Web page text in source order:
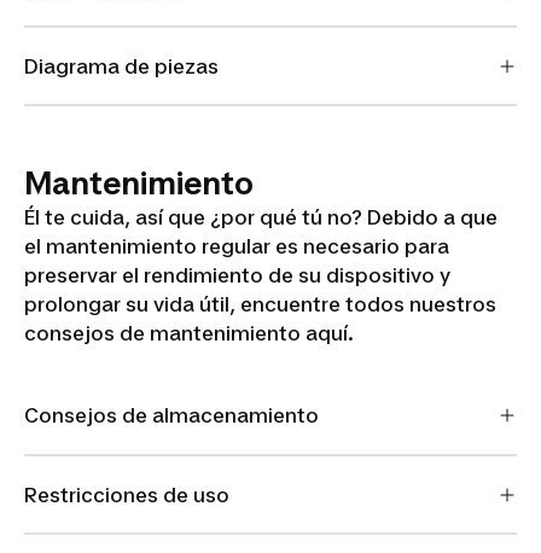
Diagrama de piezas
Mantenimiento
Él te cuida, así que ¿por qué tú no? Debido a que
el mantenimiento regular es necesario para
preservar el rendimiento de su dispositivo y
prolongar su vida útil, encuentre todos nuestros
consejos de mantenimiento aquí.
Consejos de almacenamiento
Restricciones de uso